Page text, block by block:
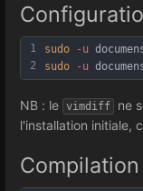
1
2
sudo -u
sudo
-u
NB : le vimdiff
ne
l'installation initiale,
Compilation